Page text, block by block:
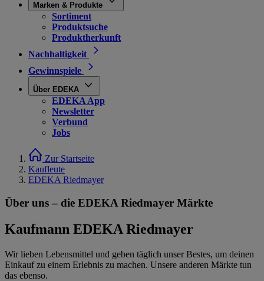
Marken & Produkte
Sortiment
Produktsuche
Produktherkunft
Nachhaltigkeit
Gewinnspiele
Über EDEKA
EDEKA App
Newsletter
Verbund
Jobs
Zur Startseite
Kaufleute
EDEKA Riedmayer
Über uns – die EDEKA Riedmayer Märkte
Kaufmann EDEKA Riedmayer
Wir lieben Lebensmittel und geben täglich unser Bestes, um deinen
Einkauf zu einem Erlebnis zu machen. Unsere anderen Märkte tun
das ebenso.